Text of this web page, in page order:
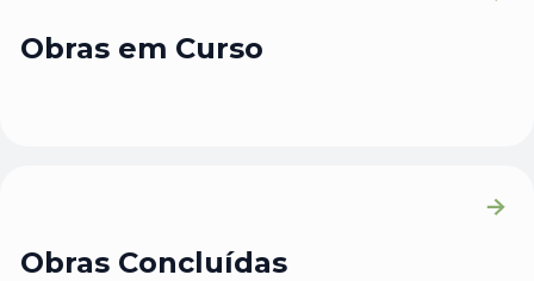
Obras em Curso
Obras Concluídas